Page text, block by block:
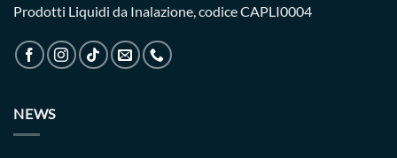
Prodotti Liquidi da Inalazione, codice CAPLI0004
NEWS